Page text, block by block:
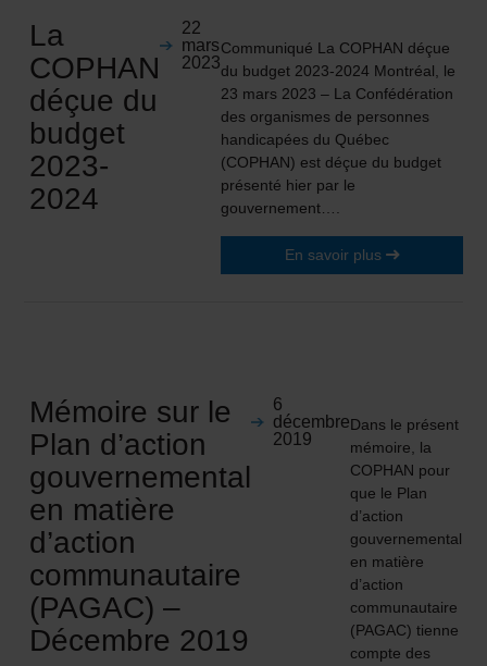
La
COPHAN
déçue du
budget
2023-
2024
22
mars
2023
Communiqué La COPHAN déçue
du budget 2023-2024 Montréal, le
23 mars 2023 – La Confédération
des organismes de personnes
handicapées du Québec
(COPHAN) est déçue du budget
présenté hier par le
gouvernement….
En savoir plus
Mémoire sur le
Plan d’action
gouvernemental
en matière
d’action
communautaire
(PAGAC) –
Décembre 2019
6
décembre
2019
Dans le présent
mémoire, la
COPHAN pour
que le Plan
d’action
gouvernemental
en matière
d’action
communautaire
(PAGAC) tienne
compte des